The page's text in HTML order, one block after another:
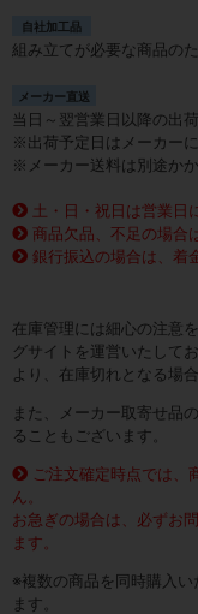
自社加工品
組み立てが必要な商品の
メーカー直送
当日～翌営業日以降の出
※出荷予定日はメーカーに
※メーカー送料は別途かか
土・日・祝日は営業日
商品欠品、不足の場合
銀行振込の場合は、着
在庫管理には細心の注意
グサイトを運営いたして
より、在庫切れとなる場
また、メーカー取寄せ品
ることもございます。
ご注文確定時点では、
ん。
お急ぎの場合は、必ずお
ます。
※複数の商品を同時購入
ます。